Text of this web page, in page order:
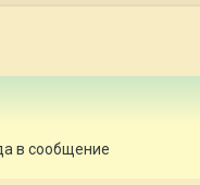
в сообщение